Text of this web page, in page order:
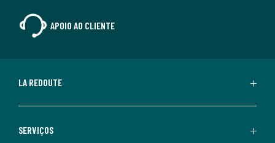
APOIO AO CLIENTE
LA REDOUTE
SERVIÇOS